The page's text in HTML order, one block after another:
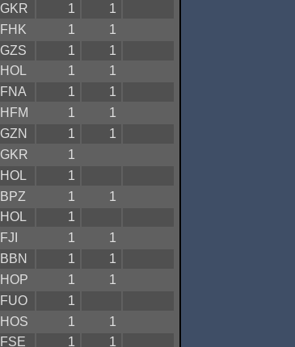
GKR 1
1
FHK 1
1
GZS 1
1
HOL 1
1
FNA 1
1
HFM 1
1
GZN 1
1
GKR
1
HOL
1
BPZ 1
1
HOL
1
FJI 1
1
BBN 1
1
HOP 1
1
FUO
1
HOS 1
1
FSE 1
1